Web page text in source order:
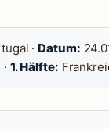
·Datum:
1. Hälfte: